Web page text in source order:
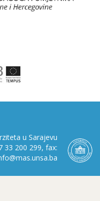
u Sarajevu
33 200 299, fax: